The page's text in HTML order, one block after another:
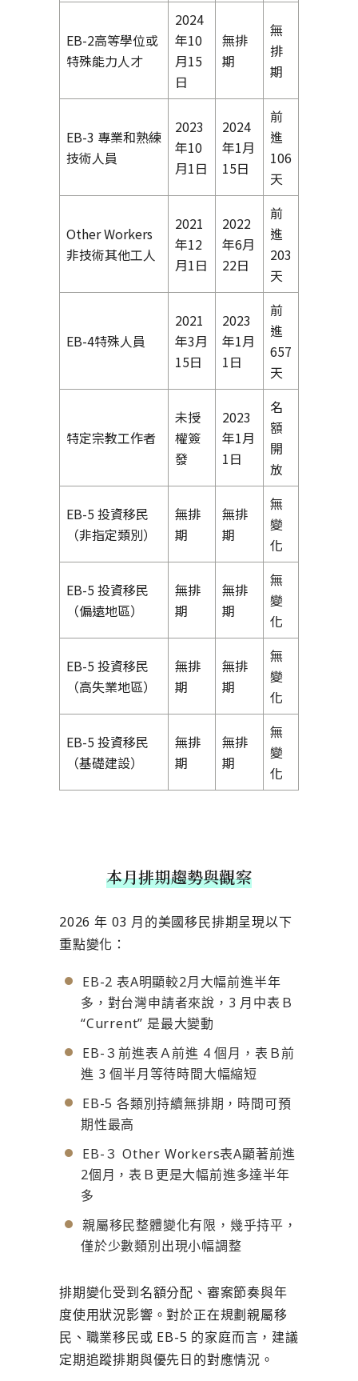
EB-2高等學位或
特殊能力人才
2024
年10
月15
日
無排
期
無
排
期
EB-3 專業和熟練
技術人員
2023
年10
月1日
2024
年1月
15日
前
進
106
天
Other Workers
非技術其他工人
2021
年12
月1日
2022
年6月
22日
前
進
203
天
EB-4特殊人員
2021
年3月
15日
2023
年1月
1日
前
進
657
天
特定宗教工作者
未授
權簽
發
2023
年1月
1日
名
額
開
放
EB-5 投資移民
（非指定類別）
無排
期
無排
期
無
變
化
EB-5 投資移民
（偏遠地區）
無排
期
無排
期
無
變
化
EB-5 投資移民
（高失業地區）
無排
期
無排
期
無
變
化
EB-5 投資移民
（基礎建設）
無排
期
無排
期
無
變
化
本月排期趨勢與觀察
2026 年 03 月的美國移民排期呈現以下
重點變化：
EB-2 表A明顯較2月大幅前進半年
多，對台灣申請者來說，3 月中表Ｂ
“Current” 是最大變動
EB-３前進表Ａ前進 4 個月，表Ｂ前
進 3 個半月等待時間大幅縮短
EB-5 各類別持續無排期，時間可預
期性最高
EB-３ Other Workers表A顯著前進
2個月，表Ｂ更是大幅前進多達半年
多
親屬移民整體變化有限，幾乎持平，
僅於少數類別出現小幅調整
排期變化受到名額分配、審案節奏與年
度使用狀況影響。對於正在規劃親屬移
民、職業移民或 EB-5 的家庭而言，建議
定期追蹤排期與優先日的對應情況。